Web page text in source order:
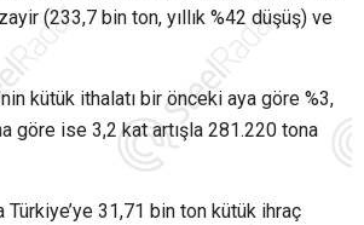
(233,7 bin ton, yıllık %42 düşüş) ve
kütük ithalatı bir önceki aya göre %3,
göre ise 3,2 kat artışla 281.220 tona
Türkiye’ye 31,71 bin ton kütük ihraç